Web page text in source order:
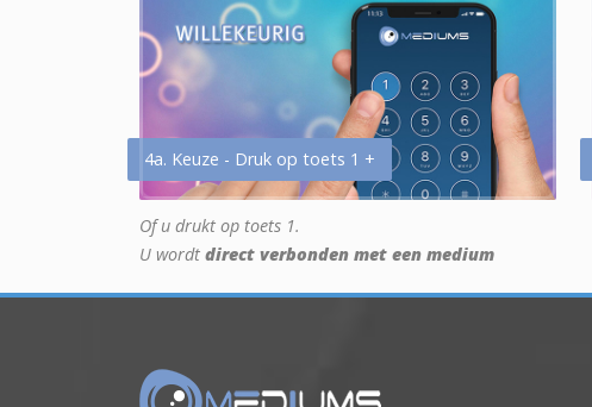
4a. Keuze - Druk op toets 1 +
Of u drukt op toets 1.
U wordt direct verbonden met een medium